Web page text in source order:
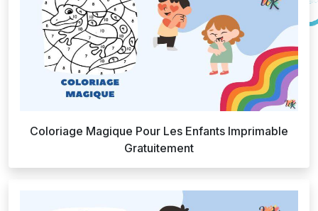
Coloriage Magique Pour Les Enfants Imprimable
Gratuitement